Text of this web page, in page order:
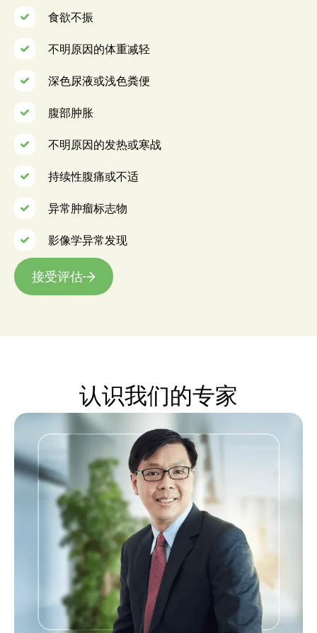
食欲不振
不明原因的体重减轻
深色尿液或浅色粪便
腹部肿胀
不明原因的发热或寒战
持续性腹痛或不适
异常肿瘤标志物
影像学异常发现
接受评估
认识我们的专家